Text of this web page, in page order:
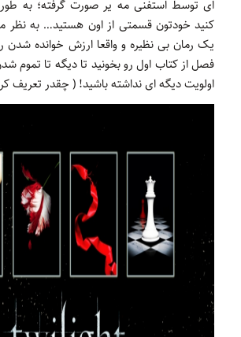
ای توسط استفنی مه یر صورت گرفته؛ به
کنید خودتون قسمتی از اون هستید… به
یک رمان بی نظیره و واقعا ارزش خوانده شدن
فصل از کتاب اول رو بخونید تا دیگه تا تموم
اولویت دیگه ای نداشته باشید! ( چقدر تعریف